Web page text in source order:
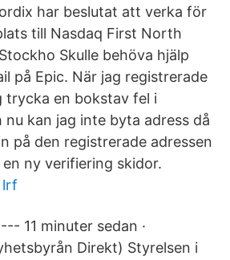
har beslutat att verka för
till Nasdaq First North
Skulle behöva hjälp
på Epic. När jag registrerade
trycka en bokstav fel i
nu kan jag inte byta adress då
på den registrerade adressen
ny verifiering skidor.
lrf
11 minuter sedan ·
Direkt) Styrelsen i